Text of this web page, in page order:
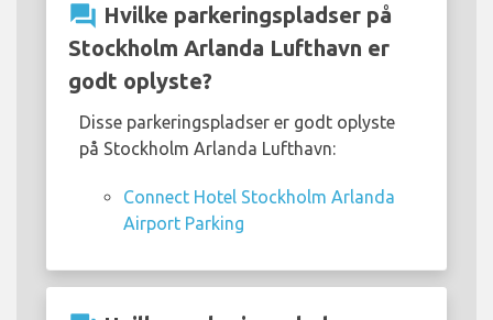
question_answer Hvilke parkeringspladser på
Stockholm Arlanda Lufthavn er
godt oplyste?
Disse parkeringspladser er godt oplyste
på Stockholm Arlanda Lufthavn:
Connect Hotel Stockholm Arlanda
Airport Parking